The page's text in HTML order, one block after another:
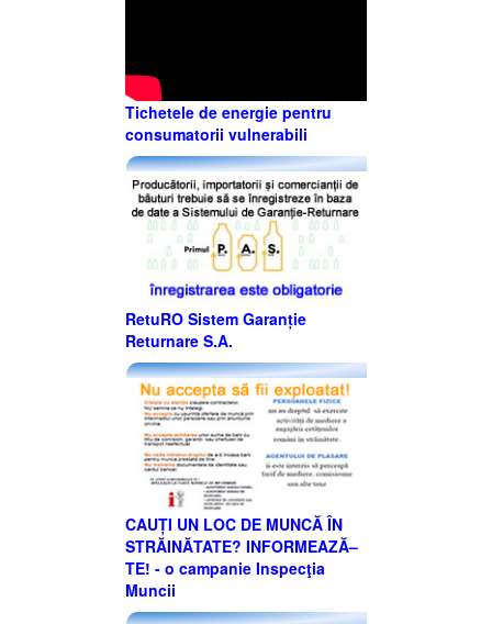
Tichetele de energie pentru
consumatorii vulnerabili
RetuRO Sistem Garanție
Returnare S.A.
CAUȚI UN LOC DE MUNCĂ ÎN
STRĂINĂTATE? INFORMEAZĂ–
TE! - o campanie Inspecţia
Muncii